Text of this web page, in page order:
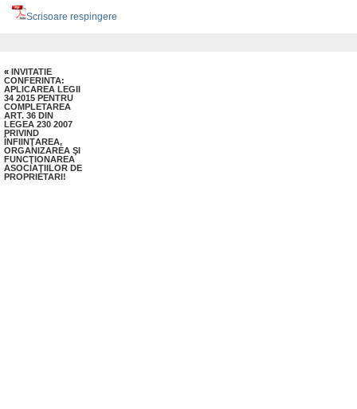
Scrisoare respingere
«
INVITATIE
CONFERINTA:
APLICAREA LEGII
34 2015 PENTRU
COMPLETAREA
ART. 36 DIN
LEGEA 230 2007
PRIVIND
ÎNFIINŢAREA,
ORGANIZAREA ŞI
FUNCŢIONAREA
ASOCIAŢIILOR DE
PROPRIETARI!